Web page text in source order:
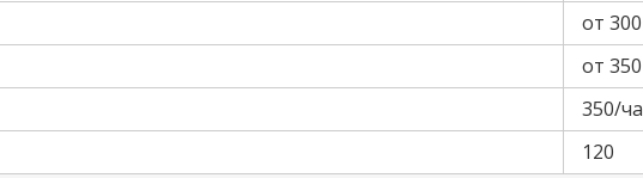
от 300
от 350
350/
120